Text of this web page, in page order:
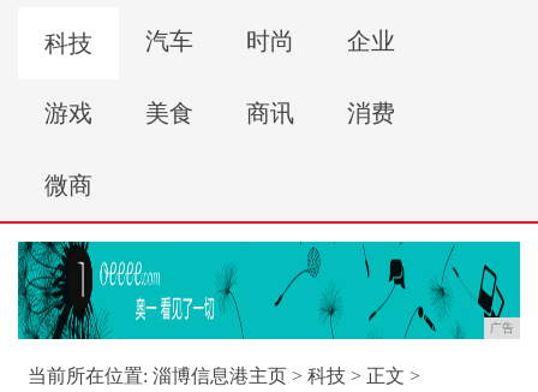
科技 汽车 时尚 企业
游戏 美食 商讯 消费
微商
广告
当前所在位置: 淄博信息港主页 > 科技 > 正文 >